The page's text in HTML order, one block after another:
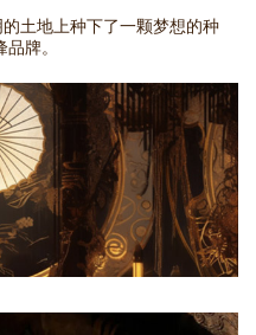
土地上种下了一颗梦想的种
牌。